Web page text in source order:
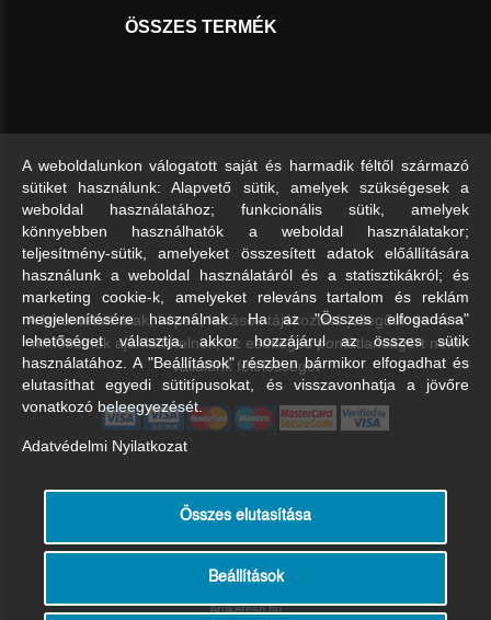
ÖSSZES TERMÉK
A feltüntetett árak, képek, leírások tájékoztató jellegűek és nem
minősülnek ajánlattételnek, az esetleges pontatlanságért nem
vállalunk felelősséget
Árukereső.hu
A weboldalunkon válogatott saját és harmadik féltől származó
sütiket használunk: Alapvető sütik, amelyek szükségesek a
weboldal használatához; funkcionális sütik, amelyek
könnyebben használhatók a weboldal használatakor;
teljesítmény-sütik, amelyeket összesített adatok előállítására
használunk a weboldal használatáról és a statisztikákról; és
marketing cookie-k, amelyeket releváns tartalom és reklám
megjelenítésére használnak. Ha az "Összes elfogadása"
lehetőséget választja, akkor hozzájárul az összes sütik
használatához. A "Beállítások" részben bármikor elfogadhat és
elutasíthat egyedi sütitípusokat, és visszavonhatja a jövőre
vonatkozó beleegyezését.
Adatvédelmi Nyilatkozat
Összes elutasítása
Beállítások